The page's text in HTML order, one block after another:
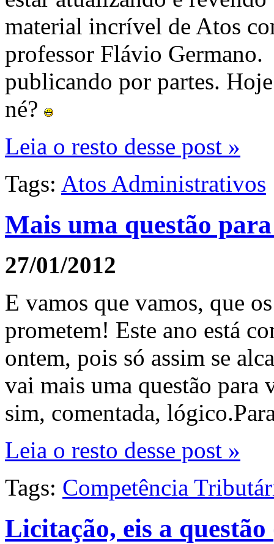
material incrível de Atos
professor Flávio
publicando por partes.
né?
Leia o resto desse post »
Tags: Atos Administrativos
Mais uma questão
27/01/2012
E vamos que vamos, que
prometem! Este ano está
ontem, pois só assim se
vai mais uma questão
sim, comentada,
Leia o resto desse post »
Tags: Competência
Licitação, eis a